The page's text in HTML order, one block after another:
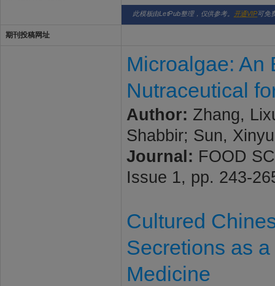
此模板由LetPub整理，仅供参考。 开通VIP可免
期刊投稿网址
Microalgae: An
Nutraceutical
Author: Zhang,
Shabbir; Sun,
Journal: FOOD
Issue 1, pp. 243-
Cultured
Secretions as
Medicine